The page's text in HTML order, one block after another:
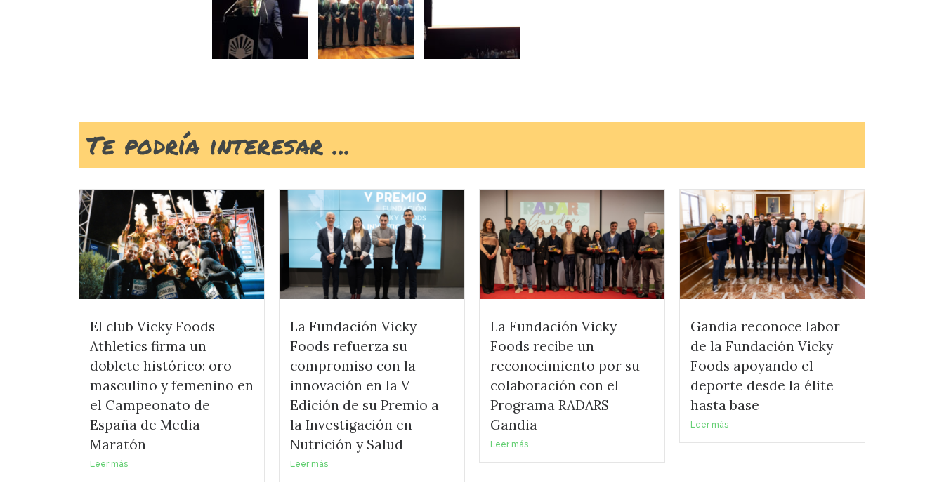
Te podría interesar ...
El club Vicky Foods
Athletics firma un
doblete histórico: oro
masculino y femenino en
el Campeonato de
España de Media
Maratón
Leer más
La Fundación Vicky
Foods refuerza su
compromiso con la
innovación en la V
Edición de su Premio a
la Investigación en
Nutrición y Salud
Leer más
La Fundación Vicky
Foods recibe un
reconocimiento por su
colaboración con el
Programa RADARS
Gandia
Leer más
Gandia reconoce labor
de la Fundación Vicky
Foods apoyando el
deporte desde la élite
hasta base
Leer más